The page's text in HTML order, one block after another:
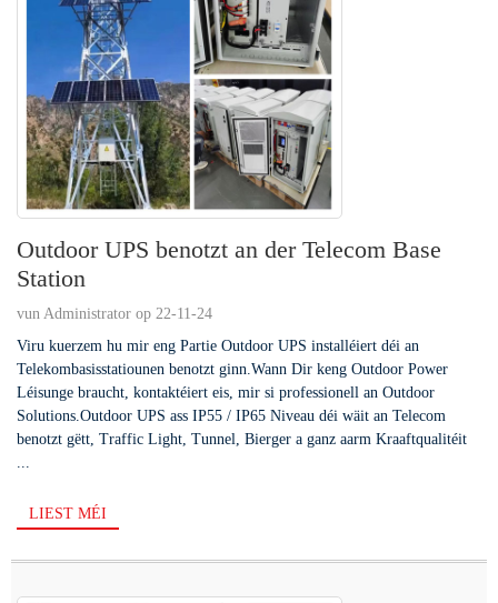
Outdoor UPS benotzt an der Telecom Base
Station
vun Administrator op 22-11-24
Viru kuerzem hu mir eng Partie Outdoor UPS installéiert déi an
Telekombasisstatiounen benotzt ginn.Wann Dir keng Outdoor Power
Léisunge braucht, kontaktéiert eis, mir si professionell an Outdoor
Solutions.Outdoor UPS ass IP55 / IP65 Niveau déi wäit an Telecom
benotzt gëtt, Traffic Light, Tunnel, Bierger a ganz aarm Kraaftqualitéit
LIEST MÉI